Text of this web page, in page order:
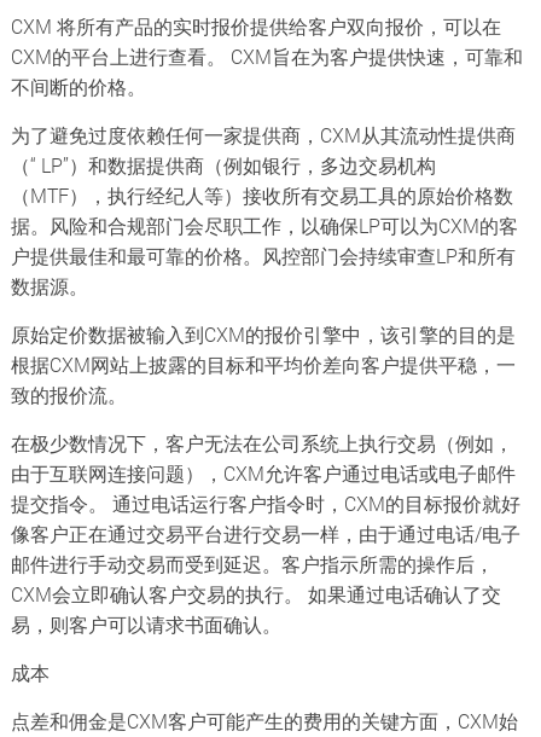
CXM 将所有产品的实时报价提供给客户双向报价，可以在
CXM的平台上进行查看。 CXM旨在为客户提供快速，可靠和
不间断的价格。
为了避免过度依赖任何一家提供商，CXM从其流动性提供商
（“ LP”）和数据提供商（例如银行，多边交易机构
（MTF），执行经纪人等）接收所有交易工具的原始价格数
据。风险和合规部门会尽职工作，以确保LP可以为CXM的客
户提供最佳和最可靠的价格。风控部门会持续审查LP和所有
数据源。
原始定价数据被输入到CXM的报价引擎中，该引擎的目的是
根据CXM网站上披露的目标和平均价差向客户提供平稳，一
致的报价流。
在极少数情况下，客户无法在公司系统上执行交易（例如，
由于互联网连接问题），CXM允许客户通过电话或电子邮件
提交指令。 通过电话运行客户指令时，CXM的目标报价就好
像客户正在通过交易平台进行交易一样，由于通过电话/电子
邮件进行手动交易而受到延迟。客户指示所需的操作后，
CXM会立即确认客户交易的执行。 如果通过电话确认了交
易，则客户可以请求书面确认。
成本
点差和佣金是CXM客户可能产生的费用的关键方面，CXM始